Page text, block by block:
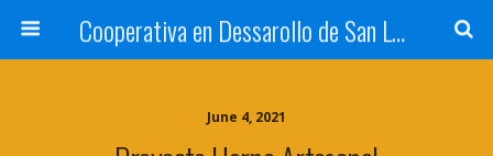
Cooperativa en Dessarollo de San Luis
June 4, 2021